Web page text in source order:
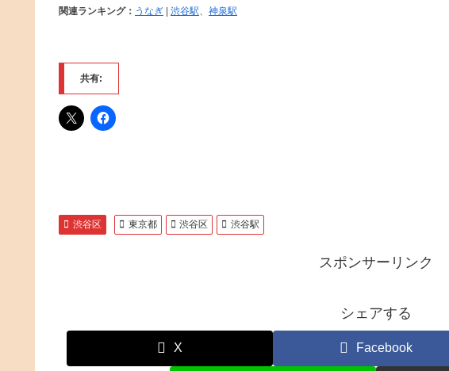
関連ランキング： うなぎ | 渋谷駅 神泉駅
共有:
渋谷区 東京都 渋谷区 渋谷駅
スポンサーリンク
シェアする
X Facebook